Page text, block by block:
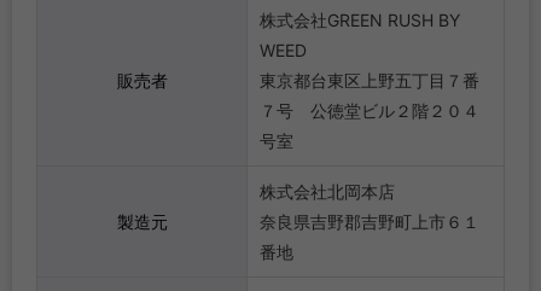
販売者
株式会社GREEN RUSH BY
WEED
東京都台東区上野五丁目７番
７号 公徳堂ビル２階２０４
号室
製造元
株式会社北岡本店
奈良県吉野郡吉野町上市６１
番地